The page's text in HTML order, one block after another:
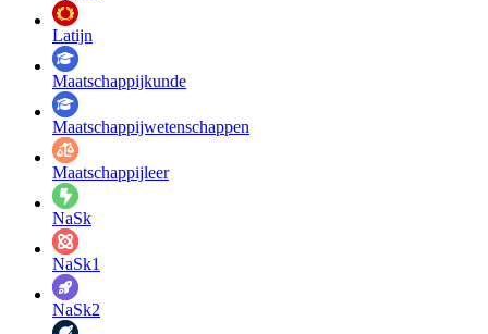
Latijn
Maatschappij­kunde
Maatschappij­wetenschappen
Maatschappijleer
NaSk
NaSk1
NaSk2